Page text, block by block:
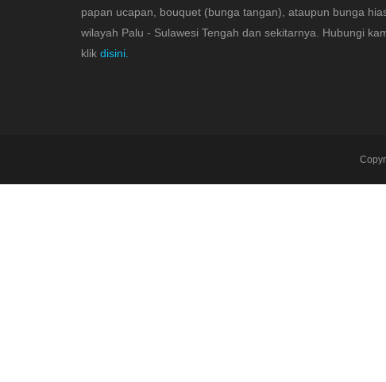
papan ucapan, bouquet (bunga tangan), ataupun bunga
wilayah Palu - Sulawesi Tengah dan sekitarnya. Hubungi
klik disini.